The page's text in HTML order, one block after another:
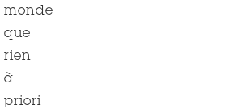
monde
que
rien
à
priori